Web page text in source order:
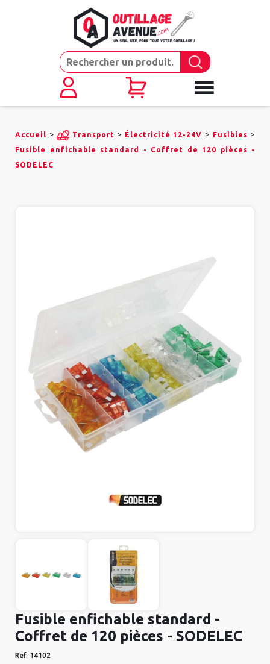
Accueil > Transport > Électricité 12-24V > Fusibles >
Fusible enfichable standard - Coffret de 120 pièces -
SODELEC
Fusible enfichable standard -
Coffret de 120 pièces - SODELEC
Ref. 14102